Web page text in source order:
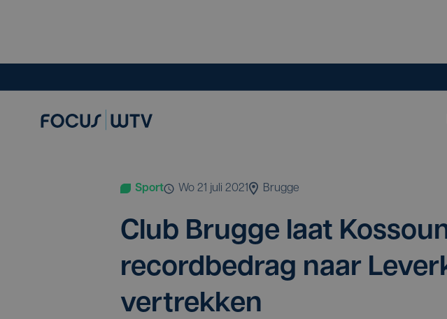
Sport wo 21 juli 2021 Brugge
Club Brug­ge laat
record­be­drag naar
vertrekken